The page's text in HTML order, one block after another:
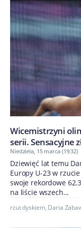
Wicemistrzyni
serii. Sensacyjne
Niedziela, 15 marca (19:32)
Dziewięć lat temu
Europy U-23 w
swoje rekordowe
na liście wszech...
rzut dyskiem, Daria